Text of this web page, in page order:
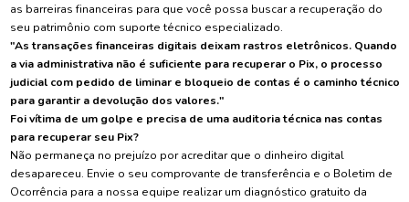
as barreiras financeiras para que você possa buscar a recuperação do
seu patrimônio com suporte técnico especializado.
"As transações financeiras digitais deixam rastros eletrônicos. Quando
a via administrativa não é suficiente para recuperar o Pix, o processo
judicial com pedido de liminar e bloqueio de contas é o caminho técnico
para garantir a devolução dos valores."
Foi vítima de um golpe e precisa de uma auditoria técnica nas contas
para recuperar seu Pix?
Não permaneça no prejuízo por acreditar que o dinheiro digital
desapareceu. Envie o seu comprovante de transferência e o Boletim de
Ocorrência para a nossa equipe realizar um diagnóstico gratuito da